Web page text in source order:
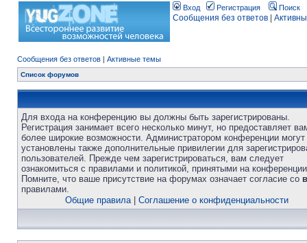
Вход Регистрация Поиск
Сообщения без ответов
Сообщения без ответов | Активные темы
Список форумов
Для входа на конференцию вы должны быть зарегистрированы.
Регистрация занимает всего несколько минут, но предоставляет
более широкие возможности. Администратором конференции
установлены также дополнительные привилегии для
пользователей. Прежде чем зарегистрироваться, вам следует
ознакомиться с правилами и политикой, принятыми на
Помните, что ваше присутствие на форумах означает согласие со
правилами.
Общие правила| Соглашение о конфиденциальности